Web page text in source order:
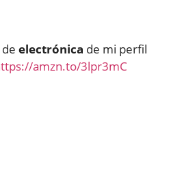
electrónica de mi perfil
amzn.to/3lpr3mC